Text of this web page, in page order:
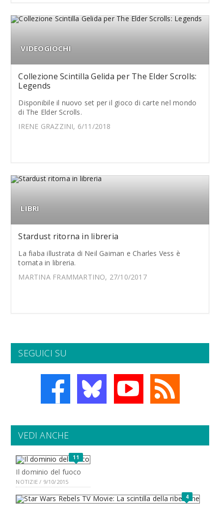
VIDEOGIOCHI
Collezione Scintilla Gelida per The Elder Scrolls:
Legends
Disponibile il nuovo set per il gioco di carte nel mondo
di The Elder Scrolls.
IRENE GRAZZINI, 6/11/2018
LIBRI
Stardust ritorna in libreria
La fiaba illustrata di Neil Gaiman e Charles Vess è
tornata in libreria.
MARTINA FRAMMARTINO, 27/10/2017
SEGUICI SU
VEDI ANCHE
11
Il dominio del fuoco
NOTIZIE / 9/10/2015
4